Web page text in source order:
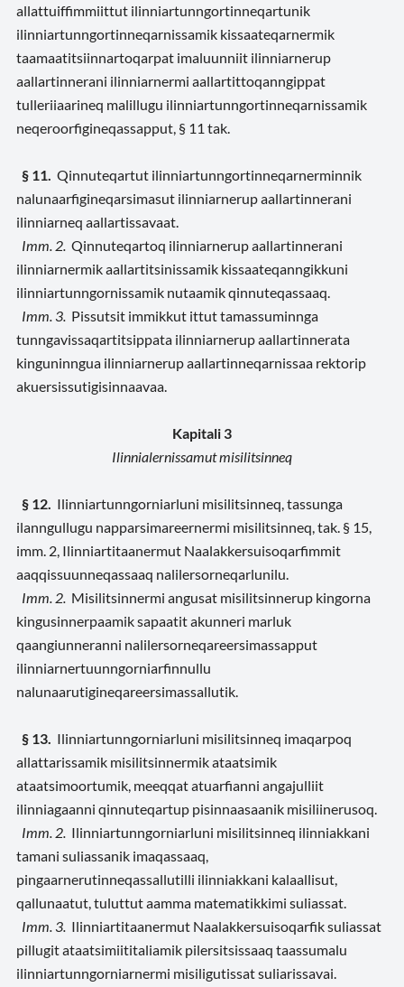
allattuiffimmiittut ilinniartunngortinneqartunik
ilinniartunngortinneqarnissamik kissaateqarnermik
taamaatitsiinnartoqarpat imaluunniit ilinniarnerup
aallartinnerani ilinniarnermi aallartittoqanngippat
tulleriiaarineq malillugu ilinniartunngortinneqarnissamik
neqeroorfigineqassapput, § 11 tak.
§ 11.
Qinnuteqartut ilinniartunngortinneqarnerminnik
nalunaarfigineqarsimasut ilinniarnerup aallartinnerani
ilinniarneq aallartissavaat.
Imm. 2. Qinnuteqartoq ilinniarnerup aallartinnerani
ilinniarnermik aallartitsinissamik kissaateqanngikkuni
ilinniartunngornissamik nutaamik qinnuteqassaaq.
Imm. 3. Pissutsit immikkut ittut tamassuminnga
tunngavissaqartitsippata ilinniarnerup aallartinnerata
kinguninngua ilinniarnerup aallartinneqarnissaa rektorip
akuersissutigisinnaavaa.
Kapitali 3
Ilinnialernissamut misilitsinneq
§ 12. Ilinniartunngorniarluni misilitsinneq, tassunga
ilanngullugu napparsimareernermi misilitsinneq, tak. § 15,
imm. 2, Ilinniartitaanermut Naalakkersuisoqarfimmit
aaqqissuunneqassaaq nalilersorneqarlunilu.
Imm. 2. Misilitsinnermi angusat misilitsinnerup kingorna
kingusinnerpaamik sapaatit akunneri marluk
qaangiunneranni nalilersorneqareersimassapput
ilinniarnertuunngorniarfinnullu
nalunaarutigineqareersimassallutik.
§ 13. Ilinniartunngorniarluni misilitsinneq imaqarpoq
allattarissamik misilitsinnermik ataatsimik
ataatsimoortumik, meeqqat atuarfianni angajulliit
ilinniagaanni qinnuteqartup pisinnaasaanik misiliinerusoq.
Imm. 2. Ilinniartunngorniarluni misilitsinneq ilinniakkani
tamani suliassanik imaqassaaq,
pingaarnerutinneqassallutilli ilinniakkani kalaallisut,
qallunaatut, tuluttut aamma matematikkimi suliassat.
Imm. 3. Ilinniartitaanermut Naalakkersuisoqarfik suliassat
pillugit ataatsimiititaliamik pilersitsissaaq taassumalu
ilinniartunngorniarnermi misiligutissat suliarissavai.